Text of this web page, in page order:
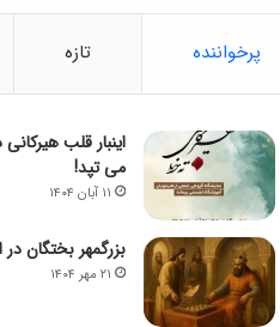
پرخواننده تازه
اینبار قلب
می تپد!
۱۱ آبان ۱۴۰۴
بزرگمهر بختگان در
۲۱ مهر ۱۴۰۴